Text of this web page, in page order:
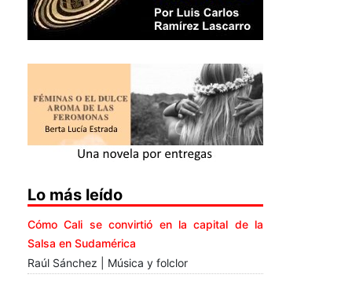
Lo más leído
Cómo Cali se convirtió en la capital de la
Salsa en Sudamérica
Raúl Sánchez | Música y folclor